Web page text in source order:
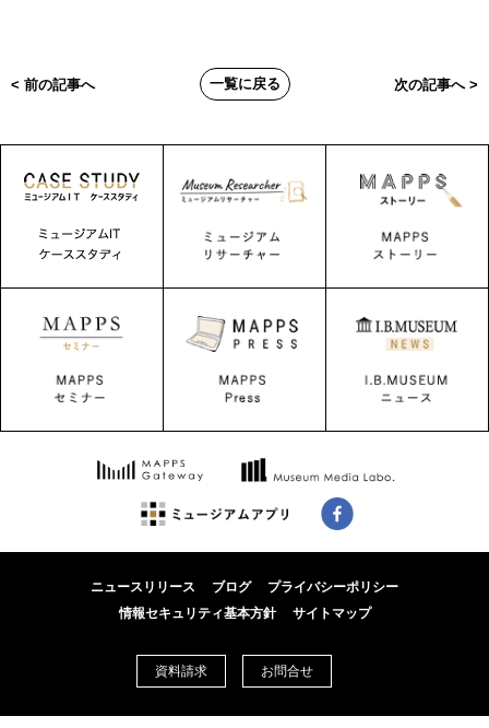
< 前の記事へ 一覧に戻る 次の記事へ >
ニュースリリース ブログ
プライバシーポリシー
情報セキュリティ基本方針
サイトマップ
資料請求 お問合せ